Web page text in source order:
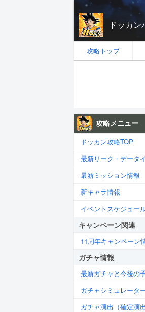
ドッカ
攻略トップ
攻略メニュー
ドッカン攻略TOP
最新リーク・データ
最新ミッション情報
新キャラ情報
イベントスケジュー
キャンペーン関連
11周年キャンペーン
ガチャ情報
最新ガチャと今後の
ガチャシミュレータ
ガチャ演出（確定演出